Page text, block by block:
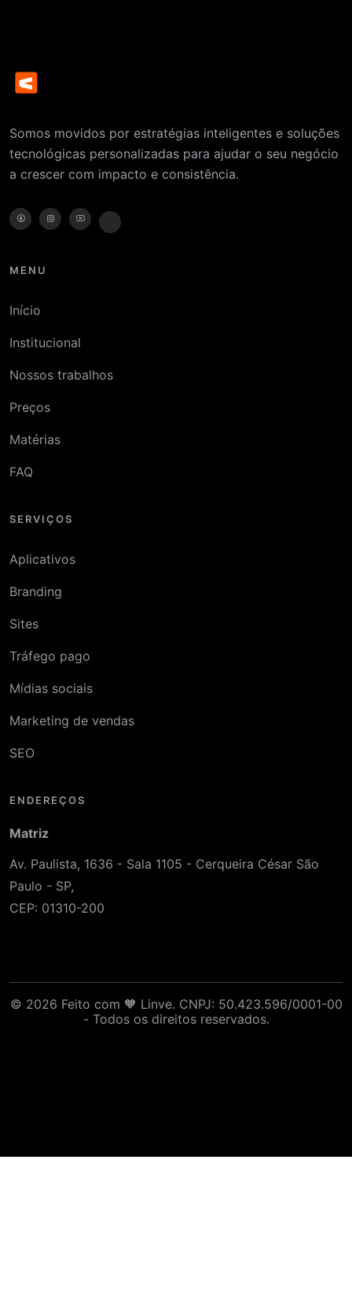
Somos movidos por estratégias inteligentes e soluções
tecnológicas personalizadas para ajudar o seu negócio
a crescer com impacto e consistência.
MENU
Início
Institucional
Nossos trabalhos
Preços
Matérias
FAQ
SERVIÇOS
Aplicativos
Branding
Sites
Tráfego pago
Mídias sociais
Marketing de vendas
SEO
ENDEREÇOS
Matriz
Av. Paulista, 1636 - Sala 1105 - Cerqueira César São
Paulo - SP,
CEP: 01310-200
© 2026 Feito com 🧡 Linve. CNPJ: 50.423.596/0001-00
- Todos os direitos reservados.